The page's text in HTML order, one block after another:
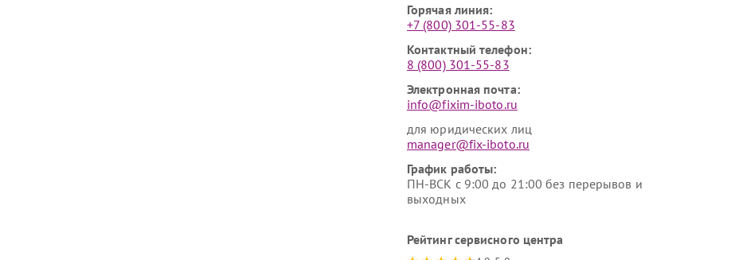
Горячая линия:
+7 (800) 301-55-83
Контактный телефон:
8 (800) 301-55-83
Электронная почта:
info@fixim-iboto.ru
для юридических лиц
manager@fix-iboto.ru
График работы:
ПН-ВСК с 9:00 до 21:00 без перерывов и
выходных
Рейтинг сервисного центра